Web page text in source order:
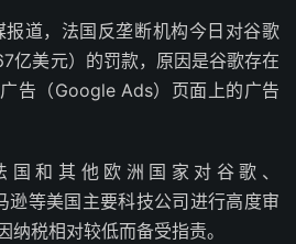
道，法国反垄断机构今日对谷歌
亿美元）的罚款，原因是谷歌存在
告（Google Ads）页面上的广告
国和其他欧洲国家对谷歌、
等美国主要科技公司进行高度审
税相对较低而备受指责。